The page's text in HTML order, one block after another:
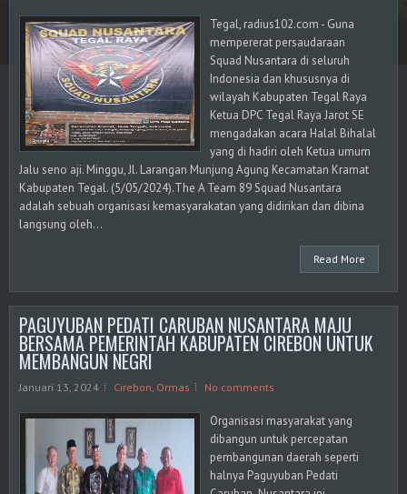
Tegal, radius102.com - Guna
mempererat persaudaraan
Squad Nusantara di seluruh
Indonesia dan khususnya di
wilayah Kabupaten Tegal Raya
Ketua DPC Tegal Raya Jarot SE
mengadakan acara Halal Bihalal
yang di hadiri oleh Ketua umum
Jalu seno aji. Minggu, Jl. Larangan Munjung Agung Kecamatan Kramat
Kabupaten Tegal. (5/05/2024).The A Team 89 Squad Nusantara
adalah sebuah organisasi kemasyarakatan yang didirikan dan dibina
langsung oleh...
Read More
PAGUYUBAN PEDATI CARUBAN NUSANTARA MAJU
BERSAMA PEMERINTAH KABUPATEN CIREBON UNTUK
MEMBANGUN NEGRI
Januari 13, 2024 Cirebon Ormas No comments
Organisasi masyarakat yang
dibangun untuk percepatan
pembangunan daerah seperti
halnya Paguyuban Pedati